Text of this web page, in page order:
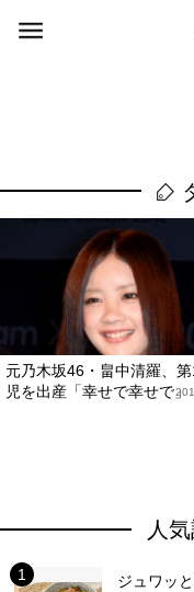
元乃木坂46・畠中清羅、
児を出産「幸せで幸せで」
人
ジュワッ